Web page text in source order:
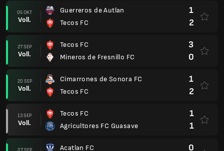
05 OKT
Voll.
Guerreros de Autlan
Tecos FC
1
2
27 SEP
Voll.
Tecos FC
Mineros de Fresnillo FC
3
0
20 SEP
Voll.
Cimarrones de Sonora FC
Tecos FC
1
2
13 SEP
Voll.
Tecos FC
Agricultores FC Guasave
1
1
07 SEP Acatlan FC 0